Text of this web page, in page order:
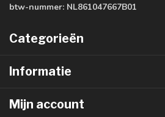
btw-nummer: NL861047667B01
Categorieën
Informatie
Mijn account